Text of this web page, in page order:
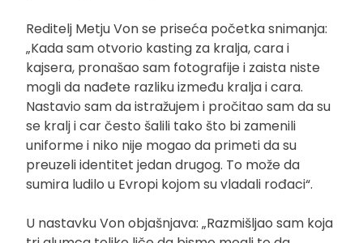
Reditelj Metju Von se priseća početka snimanja:
„Kada sam otvorio kasting za kralja, cara i
kajsera, pronašao sam fotografije i zaista niste
mogli da nađete razliku između kralja i cara.
Nastavio sam da istražujem i pročitao sam da su
se kralj i car često šalili tako što bi zamenili
uniforme i niko nije mogao da primeti da su
preuzeli identitet jedan drugog. To može da
sumira ludilo u Evropi kojom su vladali rođaci“.
U nastavku Von objašnjava: „Razmišljao sam koja